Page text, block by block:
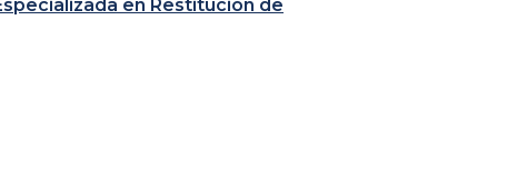
en Restitución de